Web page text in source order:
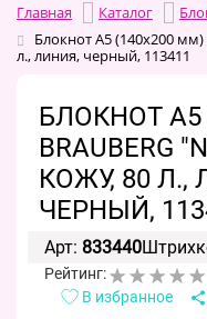
Главная Каталог
Блокнот А5 (140х200 мм)
л., линия, черный, 113411
БЛОКНОТ А5
BRAUBERG
КОЖУ, 80 Л.,
ЧЕРНЫЙ,
Арт: 833440
Рейтинг:
В избранное